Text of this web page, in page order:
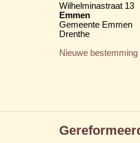
Wilhelminastraat 13
Emmen
Gemeente Emmen
Drenthe
Nieuwe bestemming